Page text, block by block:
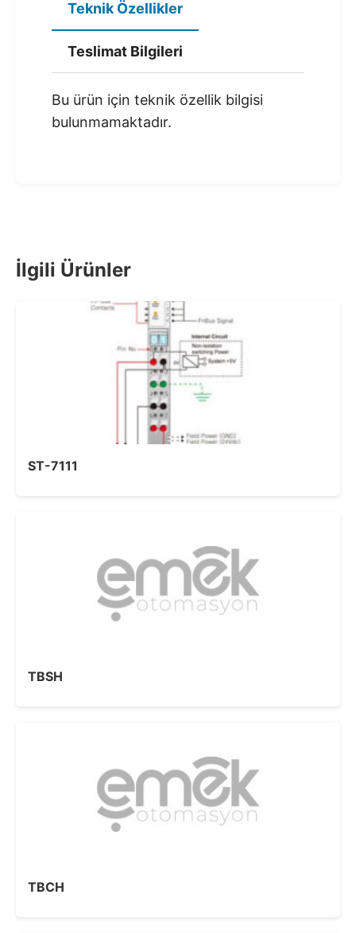
Teknik Özellikler
Teslimat Bilgileri
Bu ürün için teknik özellik bilgisi
bulunmamaktadır.
İlgili Ürünler
ST-7111
TBSH
TBCH